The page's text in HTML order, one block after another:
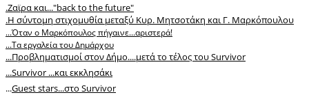
.Zαϊρα και..."back to the future"
.Η σύντομη στιχομυθία μεταξύ Κυρ. Μητσοτάκη και Γ. Μαρκόπουλου
...Όταν ο Μαρκόπουλος πήγαινε...αριστερά!
...Τα εργαλεία του Δημάρχου
...Προβληματισμοί στον Δήμο....μετά το τέλος του Survivor
...Survivor ...και εκκλησάκι
...Guest stars...στο Survivor